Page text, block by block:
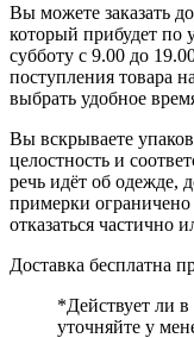
Вы можете заказать
который прибудет по
субботу с 9.00 до
поступления товара
выбрать удобное
Вы вскрываете
целостность и
речь идёт об одежде,
примерки
отказаться частично
Доставка бесплатна
*Действует ли в
уточняйте у